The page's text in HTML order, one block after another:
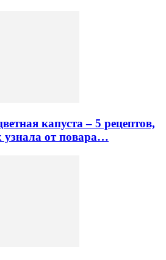
капуста – 5 рецептов,
узнала от повара…